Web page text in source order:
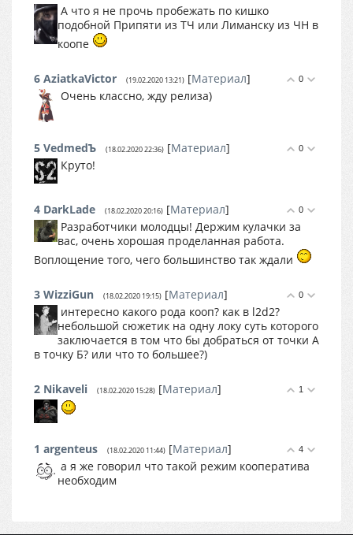
А что я не прочь пробежать по кишко
подобной Припяти из ТЧ или Лиманску из ЧН в
коопе
0
6 AziatkaVictor (19.02.2020 13:21) [Материал]
Очень классно, жду релиза)
0
5 VedmedЪ (18.02.2020 22:36) [Материал]
Круто!
0
4 DarkLade (18.02.2020 20:16) [Материал]
Разработчики молодцы! Держим кулачки за
вас, очень хорошая проделанная работа.
Воплощение того, чего большинство так ждали
0
3 WizziGun (18.02.2020 19:15) [Материал]
интересно какого рода кооп? как в l2d2?
небольшой сюжетик на одну локу суть которого
заключается в том что бы добраться от точки А
в точку Б? или что то большее?)
1
2 Nikaveli (18.02.2020 15:28) [Материал]
4
1 argenteus (18.02.2020 11:44) [Материал]
а я же говорил что такой режим кооператива
необходим